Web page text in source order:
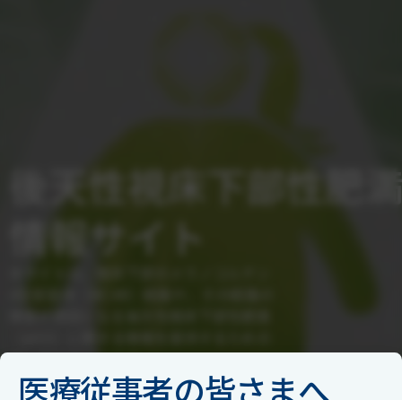
医療従事者の皆さまへ
後天性視床下部性肥
情報サイト
障害が原因となる後天性視床下部性肥満
ポータルサイトです。